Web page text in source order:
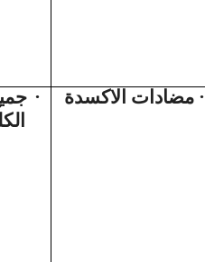
·مضادات الاكسدة ·